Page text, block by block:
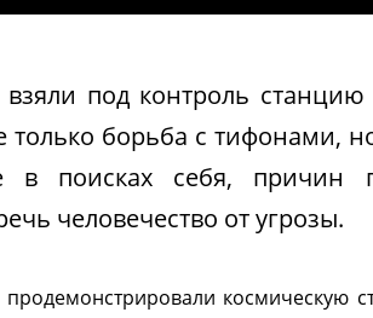
под контроль станцию
только борьба с тифонами,
в поисках себя, причин
человечество от угрозы.
космическую